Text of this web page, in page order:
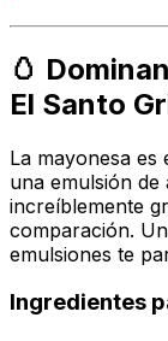
🥚
El Santo
La mayonesa es
una emulsión de
increíblemente
comparación.
emulsiones te
Ingredientes